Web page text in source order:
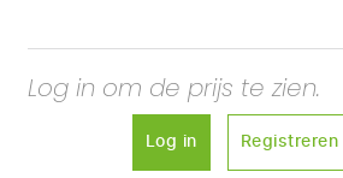
Log in om de prijs te zien.
Log in Registreren